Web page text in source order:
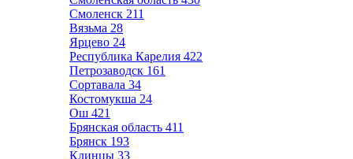
Смоленск 211
Вязьма 28
Ярцево 24
Республика Карелия 422
Петрозаводск 161
Сортавала 34
Костомукша 24
Ош 421
Брянская область 411
Брянск 193
Клинцы 33